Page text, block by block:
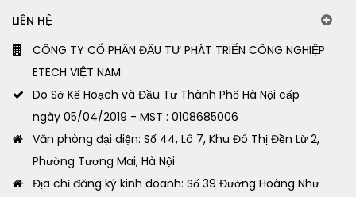
LIÊN HỆ
CÔNG TY CỔ PHẦN ĐẦU TƯ PHÁT TRIỂN CÔNG NGHIỆP
ETECH VIỆT NAM
Do Sở Kế Hoạch và Đầu Tư Thành Phố Hà Nội cấp
ngày 05/04/2019 - MST : 0108685006
Văn phòng đại diện: Số 44, Lô 7, Khu Đô Thị Đền Lừ 2,
Phường Tương Mai, Hà Nội
Địa chỉ đăng ký kinh doanh: Số 39 Đường Hoàng Như